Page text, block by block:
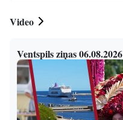
Video
Ventspils ziņas 06.08.2026